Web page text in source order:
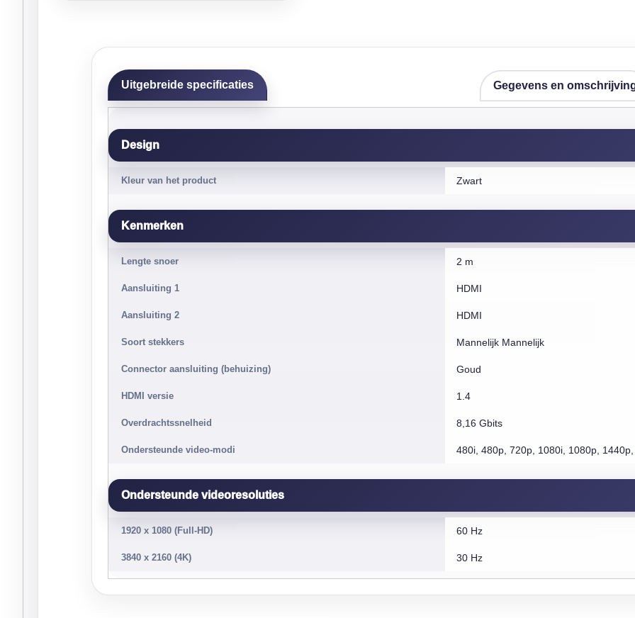
Uitgebreide specificaties Gegevens en
Design
Kleur van het product Zwart
Kenmerken
Lengte snoer 2 m
Aansluiting 1 HDMI
Aansluiting 2 HDMI
Soort stekkers Mannelijk Mannelijk
Connector aansluiting (behuizing) Goud
HDMI versie 1.4
Overdrachtssnelheid 8,16 Gbits
Ondersteunde video-modi 480i, 480p, 720p, 1080i, 1080p,
Ondersteunde videoresoluties
1920 x 1080 (Full-HD) 60 Hz
3840 x 2160 (4K) 30 Hz